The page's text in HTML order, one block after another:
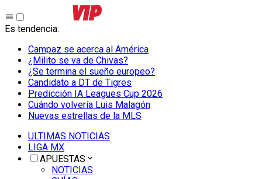
Es tendencia:
Campaz se acerca al América
¿Milito se va de Chivas?
¿Se termina el sueño europeo?
Candidato a DT de Tigres
Predicción IA Leagues Cup 2026
Cuándo volvería Luis Malagón
Nuevas estrellas de la MLS
ULTIMAS NOTICIAS
LIGA MX
APUESTAS
NOTICIAS